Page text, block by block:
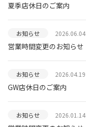
夏季店休日のご案内
お知らせ 2026.06.04
営業時間変更のお知らせ
お知らせ 2026.04.19
GW店休日のご案内
お知らせ 2026.01.14